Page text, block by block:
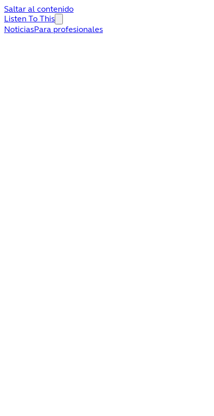
Saltar al contenido
Listen To This
NoticiasPara profesionales